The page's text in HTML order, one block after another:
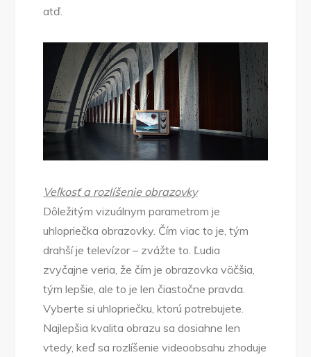
atď.
Veľkosť a rozlíšenie obrazovky
Dôležitým vizuálnym parametrom je
uhlopriečka obrazovky. Čím viac to je, tým
drahší je televízor – zvážte to. Ľudia
zvyčajne veria, že čím je obrazovka väčšia,
tým lepšie, ale to je len čiastočne pravda.
Vyberte si uhlopriečku, ktorú potrebujete.
Najlepšia kvalita obrazu sa dosiahne len
vtedy, keď sa rozlíšenie videoobsahu zhoduje